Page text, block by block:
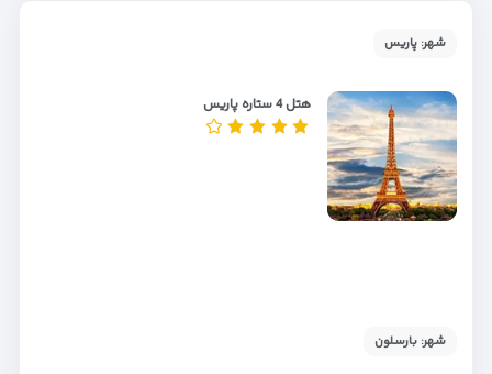
شهر: پاریس
هتل 4 ستاره پاریس
شهر: بارسلون